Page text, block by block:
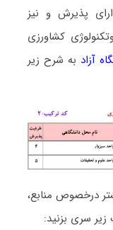
پذیرش و نیز
ﻛﺸﺎورزی
آزاد به شرح زیر
درخصوص منابع،
سری بزنید: